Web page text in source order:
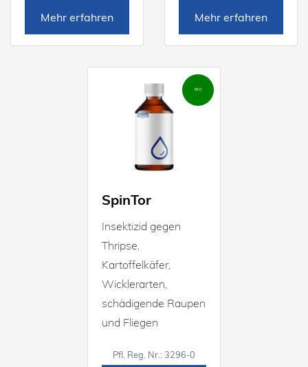
Mehr erfahren Mehr erfahren
BIO
SpinTor
Insektizid gegen
Thripse,
Kartoffelkäfer,
Wicklerarten,
schädigende Raupen
und Fliegen
Pfl. Reg. Nr.: 3296-0